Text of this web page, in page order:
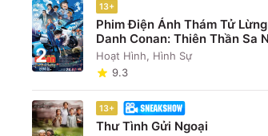
2
13+
Phim Điện Ảnh Thám Tử Lừng
Danh Conan: Thiên Thần Sa
Trên Xa Lộ
Hoạt Hình, Hình Sự
9.3
13+
Thư Tình Gửi Ngoại